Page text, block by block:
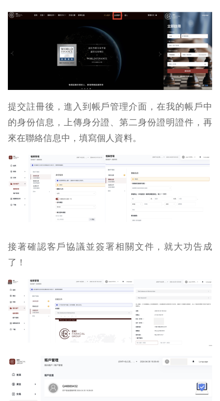
提交註冊後，進入到帳戶管理介面，在我的帳戶中
的身份信息，上傳身分證、第二身份證明證件，再
來在聯絡信息中，填寫個人資料。
接著確認客戶協議並簽署相關文件，就大功告成
了！